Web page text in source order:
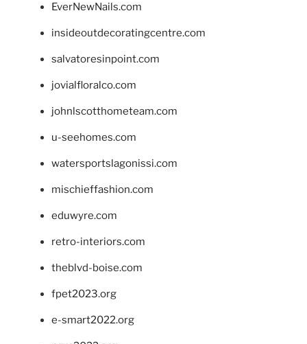
EverNewNails.com
insideoutdecoratingcentre.com
salvatoresinpoint.com
jovialfloralco.com
johnlscotthometeam.com
u-seehomes.com
watersportslagonissi.com
mischieffashion.com
eduwyre.com
retro-interiors.com
theblvd-boise.com
fpet2023.org
e-smart2022.org